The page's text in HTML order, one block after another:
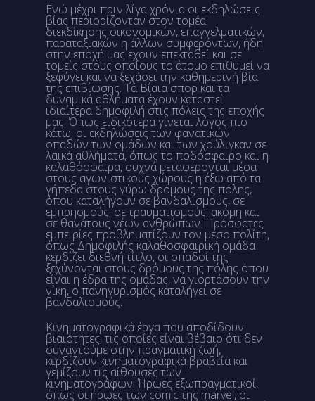
Ενώ μέχρι πριν λίγα χρόνια οι εκδηλώσεις
βίας περιορίζονταν στον τομέα
διεκδίκησης οικονομικών, επαγγελματικών,
παραταξιακών η άλλων συμφερόντων, ήδη
στην εποχή μας έχουν επεκταθεί και σε
τομείς στους οποίους το άτομο επιθυμεί να
ξεφύγει και να ξεχάσει την καθημερινή βία
της επιβίωσης. Τα Βίαια σπορ και τα
δυναμικά αθλήματα έχουν καταστεί
ιδιαίτερα δημοφιλή στις πόλεις της εποχής
μας. Όπως ειδικότερα γίνεται λόγος πιο
κάτω, οι εκδηλώσεις των φανατικών
οπαδών των ομάδων και των χούλιγκαν σε
λαϊκά αθλήματα, όπως το ποδόσφαιρο και η
καλαθόσφαιρα, συχνά μεταφέρονται μέσα
στους αγωνιστικούς χώρους η έξω από τα
γήπεδα στους γύρω δρόμους της πόλης,
όπου καταλήγουν σε βανδαλισμούς, σε
εμπρησμούς, σε τραυματισμούς, ακόμη και
σε θανάτους νέων ανθρώπων. Πρόσφατες
εμπειρίες προβληματίζουν τον μέσο πολίτη,
όπως Δημοφιλής καλαθοσφαιρική ομάδα
κερδίζει διεθνή τίτλο, οι οπαδοί της
ξεχύνονται στους δρόμους της πόλης όπου
είναι η έδρα της ομάδας, να γιορτάσουν την
νίκη, ο πανηγυρισμός καταλήγει σε
βανδαλισμούς.
Κινηματογραφικά έργα που αποδίδουν
βιαιότητες, τις οποίες είναι βέβαιο ότι δεν
συναντούμε στην πραγματική ζωή,
κερδίζουν κινηματογραφικά βραβεία και
γεμίζουν τις αίθουσες των
κινηματογράφων. Ήρωες εξωπραγματικοί,
όπως οι ήρωες των comic της marvel, οι